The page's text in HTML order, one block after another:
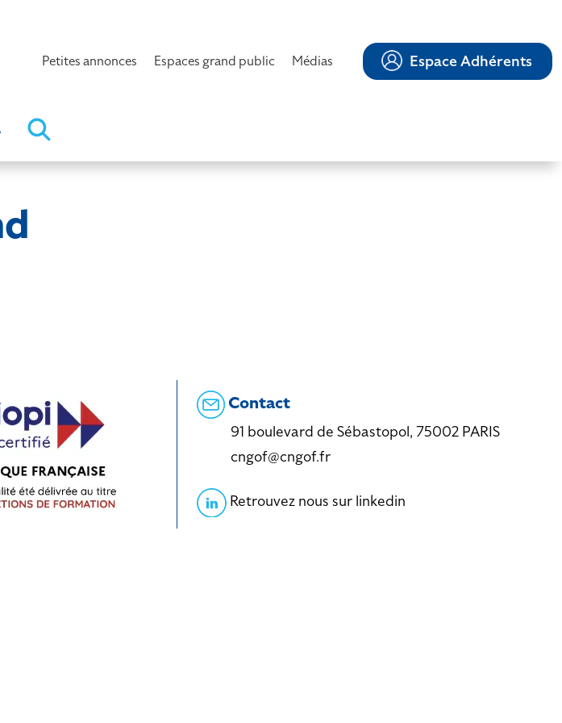
Petites annonces Espaces grand public Médias Espace Adhérents
Contact
91 boulevard de Sébastopol, 75002 PARIS
cngof@cngof.fr
Retrouvez nous sur linkedin